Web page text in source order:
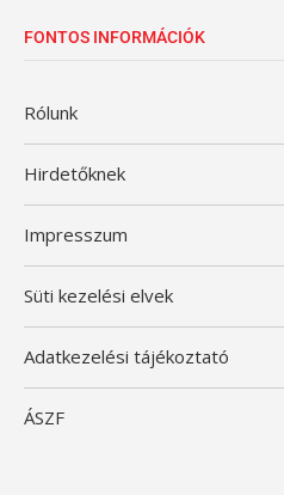
FONTOS INFORMÁCIÓK
Rólunk
Hirdetőknek
Impresszum
Süti kezelési elvek
Adatkezelési tájékoztató
ÁSZF